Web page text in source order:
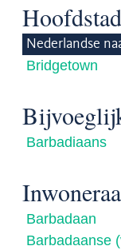
Hoofdstad
Nederlandse
Bridgetown
Barbadiaans
Barbadaan
Barbadaanse